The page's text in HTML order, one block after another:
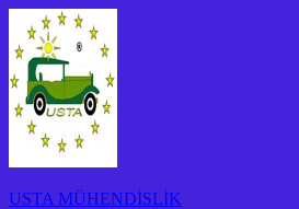
İçeriğe
atla
USTA MÜHENDİSLİK